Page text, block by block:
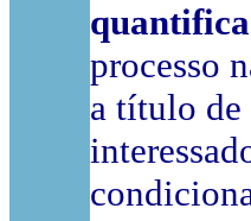
processo
a título de